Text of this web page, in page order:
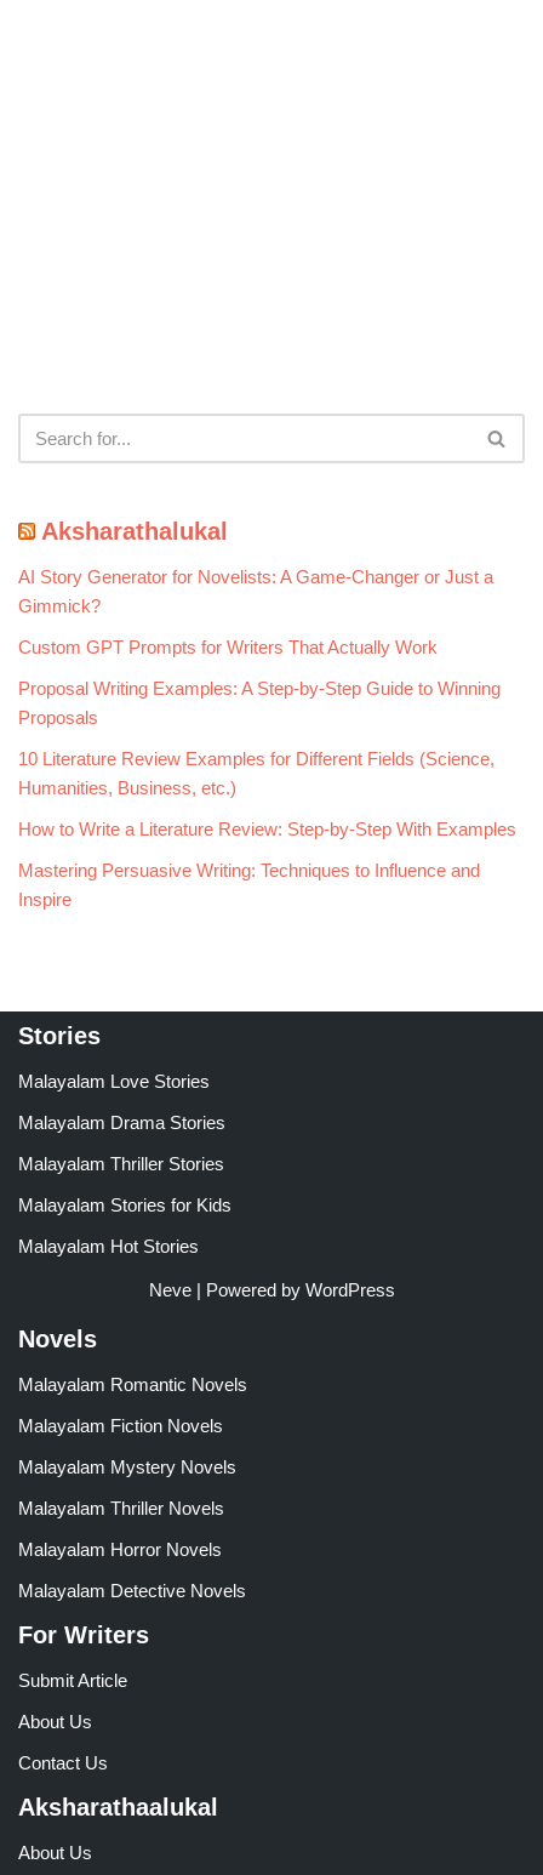
Aksharathalukal
AI Story Generator for Novelists: A Game-Changer or Just a
Gimmick?
Custom GPT Prompts for Writers That Actually Work
Proposal Writing Examples: A Step-by-Step Guide to Winning
Proposals
10 Literature Review Examples for Different Fields (Science,
Humanities, Business, etc.)
How to Write a Literature Review: Step-by-Step With Examples
Mastering Persuasive Writing: Techniques to Influence and
Inspire
Stories
Malayalam Love Stories
Malayalam Drama Stories
Malayalam Thriller Stories
Malayalam Stories for Kids
Malayalam Hot Stories
Neve| Powered by WordPress
Novels
Malayalam Romantic Novels
Malayalam Fiction Novels
Malayalam Mystery Novels
Malayalam Thriller Novels
Malayalam Horror Novels
Malayalam Detective Novels
For Writers
Submit Article
About Us
Contact Us
Aksharathaalukal
About Us